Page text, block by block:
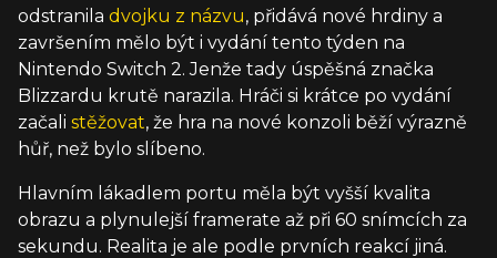
odstranila dvojku z názvu, přidává nové hrdiny a
završením mělo být i vydání tento týden na
Nintendo Switch 2. Jenže tady úspěšná značka
Blizzardu krutě narazila. Hráči si krátce po vydání
začali stěžovat, že hra na nové konzoli běží výrazně
hůř, než bylo slíbeno.
Hlavním lákadlem portu měla být vyšší kvalita
obrazu a plynulejší framerate až při 60 snímcích za
sekundu. Realita je ale podle prvních reakcí jiná.